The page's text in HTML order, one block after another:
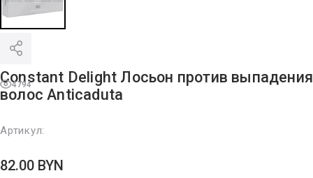
4794
Constant Delight Лосьон против выпадения
волос Anticaduta
Артикул:
82.00 BYN